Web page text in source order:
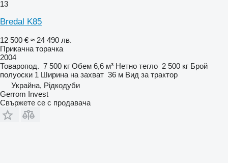
13
Bredal K85
12 500 € ≈ 24 490 лв.
Прикачна торачка
2004
Товаропод. 7 500 кг Обем 6,6 м³ Нетно тегло 2 500 кг Брой
полуоски 1 Ширина на захват 36 м Вид за трактор
Украйна, Рідкодуби
Gerrom Invest
Свържете се с продавача